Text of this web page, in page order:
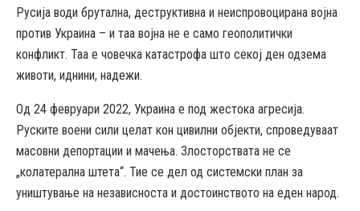
Русија води брутална, деструктивна и неиспровоцирана војна
против Украина – и таа војна не е само геополитички
конфликт. Таа е човечка катастрофа што секој ден одзема
животи, иднини, надежи.
Од 24 февруари 2022, Украина е под жестока агресија.
Руските воени сили целат кон цивилни објекти, спроведуваат
масовни депортации и мачења. Злосторствата не се
„колатерална штета“. Тие се дел од системски план за
уништување на независноста и достоинството на еден народ.